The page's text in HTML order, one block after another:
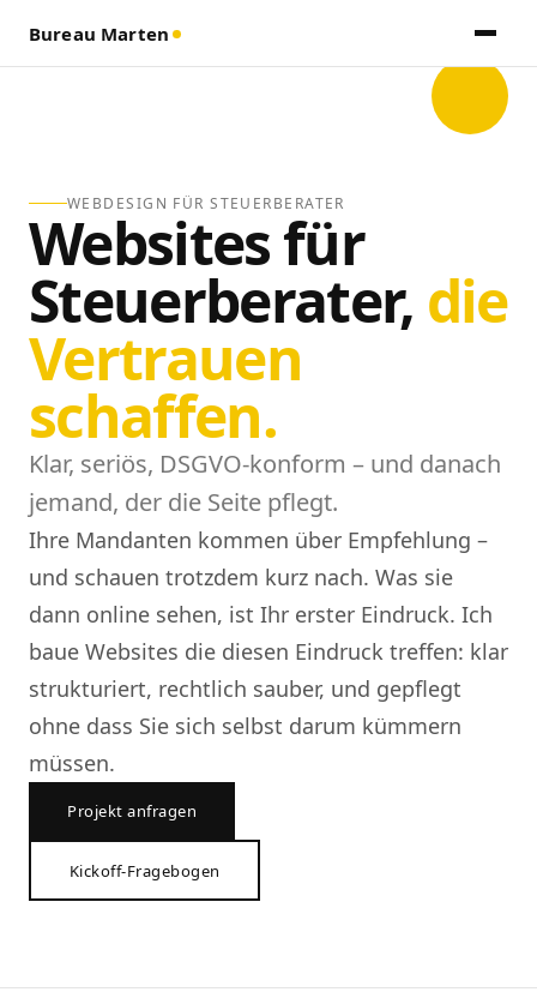
Bureau Marten
WEBDESIGN FÜR STEUERBERATER
Websites für
Steuerberater, die
Vertrauen
schaffen.
Klar, seriös, DSGVO-konform – und danach
jemand, der die Seite pflegt.
Ihre Mandanten kommen über Empfehlung –
und schauen trotzdem kurz nach. Was sie
dann online sehen, ist Ihr erster Eindruck. Ich
baue Websites die diesen Eindruck treffen: klar
strukturiert, rechtlich sauber, und gepflegt
ohne dass Sie sich selbst darum kümmern
müssen.
Projekt anfragen
Kickoff-Fragebogen